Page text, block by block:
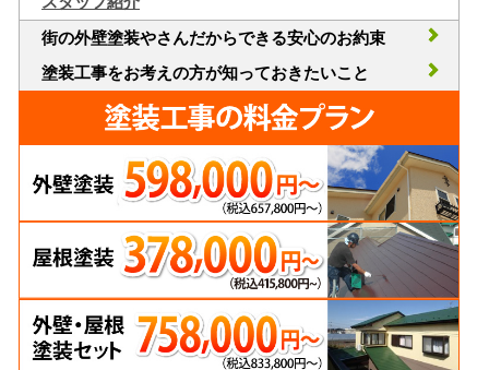
街の外壁塗装やさんだからできる安心のお約束
塗装工事をお考えの方が知っておきたいこと